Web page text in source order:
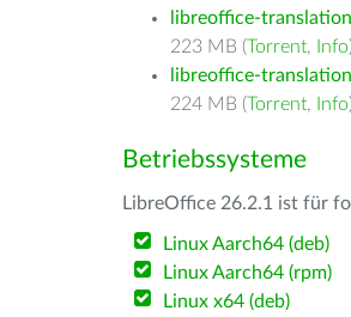
libreoffice-
223 MB (Torrent, Info
libreoffice-
224 MB (Torrent, Info
Betriebssysteme
LibreOffice 26.2.1 ist für
Linux Aarch64 (deb)
Linux Aarch64 (rpm)
Linux x64 (deb)